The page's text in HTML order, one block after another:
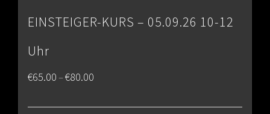
EINSTEIGER-KURS – 05.09.26 10-12
Uhr
€65.00–€80.00